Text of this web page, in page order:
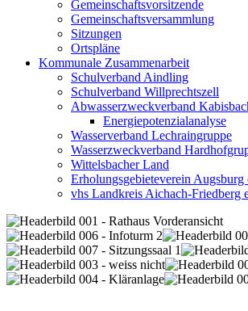
Gemeinschaftsvorsitzende
Gemeinschaftsversammlung
Sitzungen
Ortspläne
Kommunale Zusammenarbeit
Schulverband Aindling
Schulverband Willprechtszell
Abwasserzweckverband
Energiepotenzialanalyse
Wasserverband Lechraingruppe
Wasserzweckverband
Wittelsbacher Land
Erholungsgebieteverein Augsburg
vhs Landkreis Aichach-Friedberg